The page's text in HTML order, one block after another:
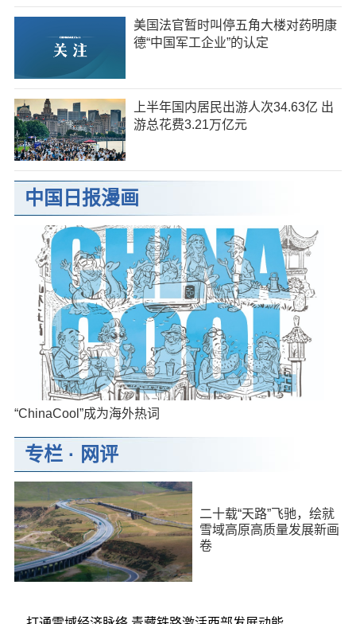
美国法官暂时叫停五角大楼对药明康
德“中国军工企业”的认定
上半年国内居民出游人次34.63亿 出
游总花费3.21万亿元
中国日报漫画
“ChinaCool”成为海外热词
专栏· 网评
二十载“天路”飞驰，绘就
雪域高原高质量发展新画
卷